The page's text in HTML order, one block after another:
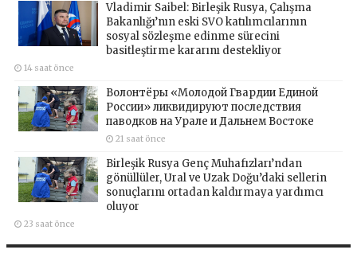
Vladimir Saibel: Birleşik Rusya, Çalışma
Bakanlığı’nın eski SVO katılımcılarının
sosyal sözleşme edinme sürecini
basitleştirme kararını destekliyor
14 saat önce
Волонтёры «Молодой Гвардии Единой
России» ликвидируют последствия
паводков на Урале и Дальнем Востоке
21 saat önce
Birleşik Rusya Genç Muhafızları’ndan
gönüllüler, Ural ve Uzak Doğu’daki sellerin
sonuçlarını ortadan kaldırmaya yardımcı
oluyor
23 saat önce